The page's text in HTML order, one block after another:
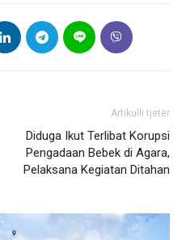
Artikulli tjetër
Diduga Ikut Terlibat Korupsi
Pengadaan Bebek di Agara,
Pelaksana Kegiatan Ditahan